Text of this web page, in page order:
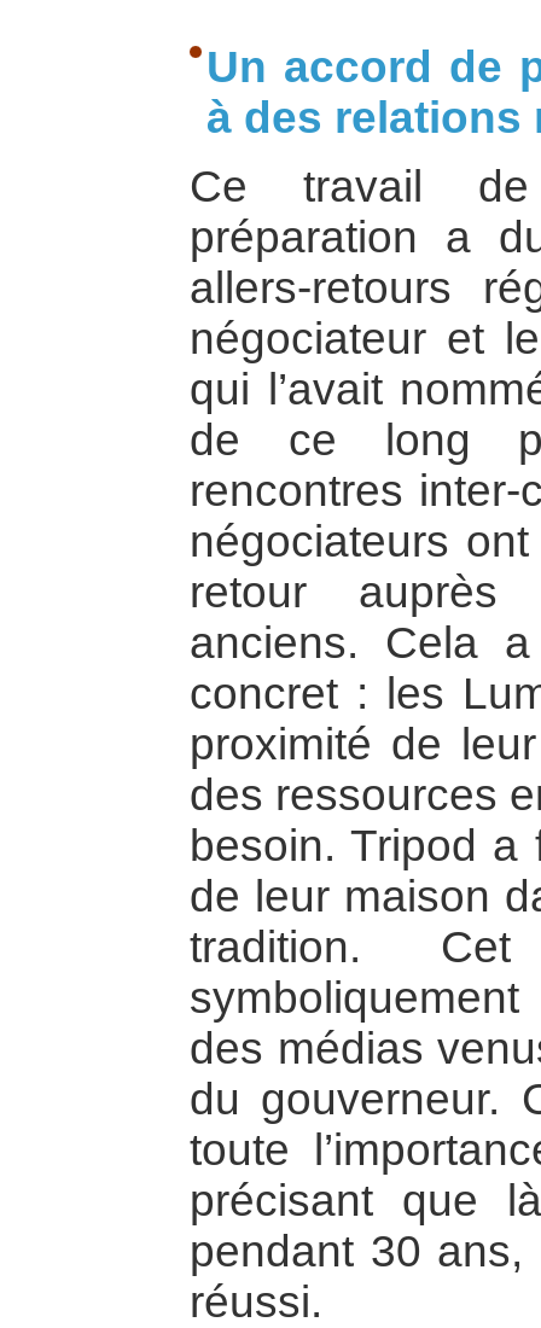
Un accord de
à des relations
Ce travail
préparation a
allers-retours
négociateur et
qui l’avait
de ce long
rencontres inter-
négociateurs
retour
anciens. Cela
concret : les
proximité de
des ressources
besoin. Tripod a
de leur maison
tradition.
des médias
du gouverneur.
toute
précisant que
pendant 30
réussi.